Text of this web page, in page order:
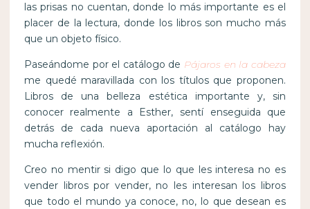
las prisas no cuentan, donde lo más importante es el
placer de la lectura, donde los libros son mucho más
que un objeto físico.
Paseándome por el catálogo de Pájaros en la cabeza
me quedé maravillada con los títulos que proponen.
Libros de una belleza estética importante y, sin
conocer realmente a Esther, sentí enseguida que
detrás de cada nueva aportación al catálogo hay
mucha reflexión.
Creo no mentir si digo que lo que les interesa no es
vender libros por vender, no les interesan los libros
que todo el mundo ya conoce, no, lo que desean es